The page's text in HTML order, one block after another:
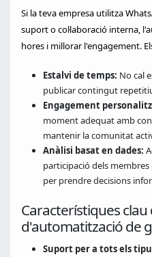
Si la teva empresa utilitza
suport o col·laboració interna,
hores i millorar l'engagement.
Estalvi de temps: No cal
publicar contingut
Engagement
moment adequat amb
mantenir la comunitat
Anàlisi basat en dades:
participació dels
per prendre decisions
Característiques clau
d'automatització de
Suport per a tots els